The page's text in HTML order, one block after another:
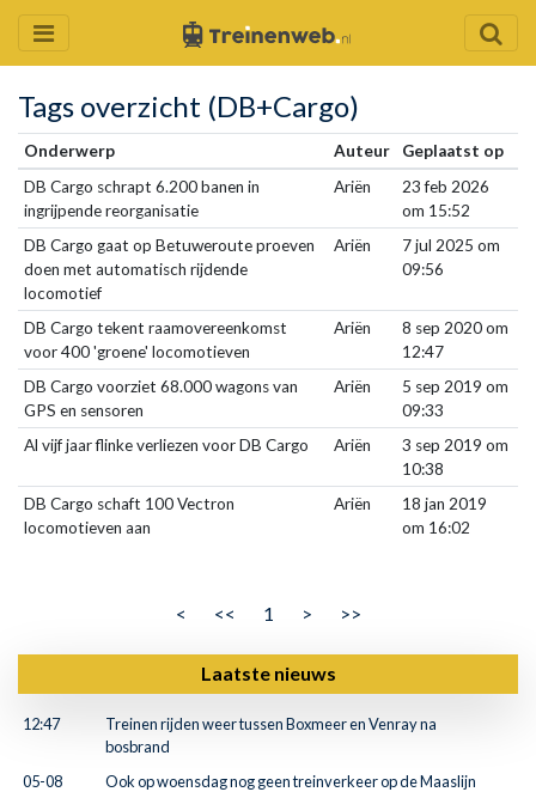
Tags overzicht (DB+Cargo)
Onderwerp Auteur
Geplaatst op
DB Cargo schrapt 6.200 banen in
ingrijpende reorganisatie
Ariën
23 feb 2026
om 15:52
DB Cargo gaat op Betuweroute proeven
doen met automatisch rijdende
locomotief
Ariën
7 jul 2025 om
09:56
DB Cargo tekent raamovereenkomst
voor 400 'groene' locomotieven
Ariën
8 sep 2020 om
12:47
DB Cargo voorziet 68.000 wagons van
GPS en sensoren
Ariën
5 sep 2019 om
09:33
Al vijf jaar flinke verliezen voor DB Cargo
Ariën
3 sep 2019 om
10:38
DB Cargo schaft 100 Vectron
locomotieven aan
Ariën
18 jan 2019
om 16:02
< << 1 > >>
Laatste nieuws
12:47
Treinen rijden weer tussen Boxmeer en Venray na
bosbrand
05-08
Ook op woensdag nog geen treinverkeer op de Maaslijn